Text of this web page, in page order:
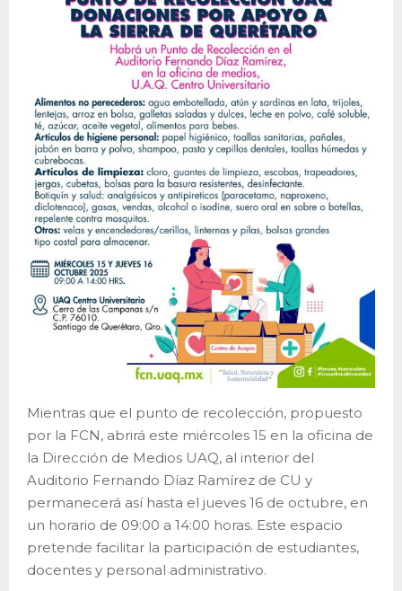
Mientras que el punto de recolección, propuesto
por la FCN, abrirá este miércoles 15 en la oficina de
la Dirección de Medios UAQ, al interior del
Auditorio Fernando Díaz Ramírez de CU y
permanecerá así hasta el jueves 16 de octubre, en
un horario de 09:00 a 14:00 horas. Este espacio
pretende facilitar la participación de estudiantes,
docentes y personal administrativo.